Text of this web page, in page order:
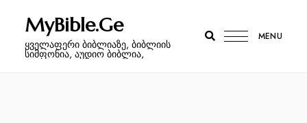
MyBible.Ge
ყველაფერი ბიბლიაზე, ბიბლიის
სიმფონია, აუდიო ბიბლია,
MENU